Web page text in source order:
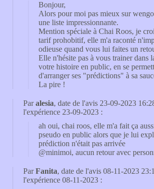
Bonjour,
Alors pour moi pas mieux sur
une liste impressionnante.
Mention spéciale à Chai Roos, je
tarif prohobitif, elle m'a raconté
odieuse quand vous lui faites un
Elle n'hésite pas à vous trainer dans
votre histoire en public, en se
d'arranger ses "prédictions" à sa
La pire !
Paralesia, date de l'avis 23-09-2023
l'expérience 23-09-2023 :
ah oui, chai roos, elle m'a fait ça
pseudo en public alors que je lui
prédiction n'était pas arrivée
@minimoi, aucun retour avec
ParFanita, date de l'avis 08-11-2023
l'expérience 08-11-2023 :